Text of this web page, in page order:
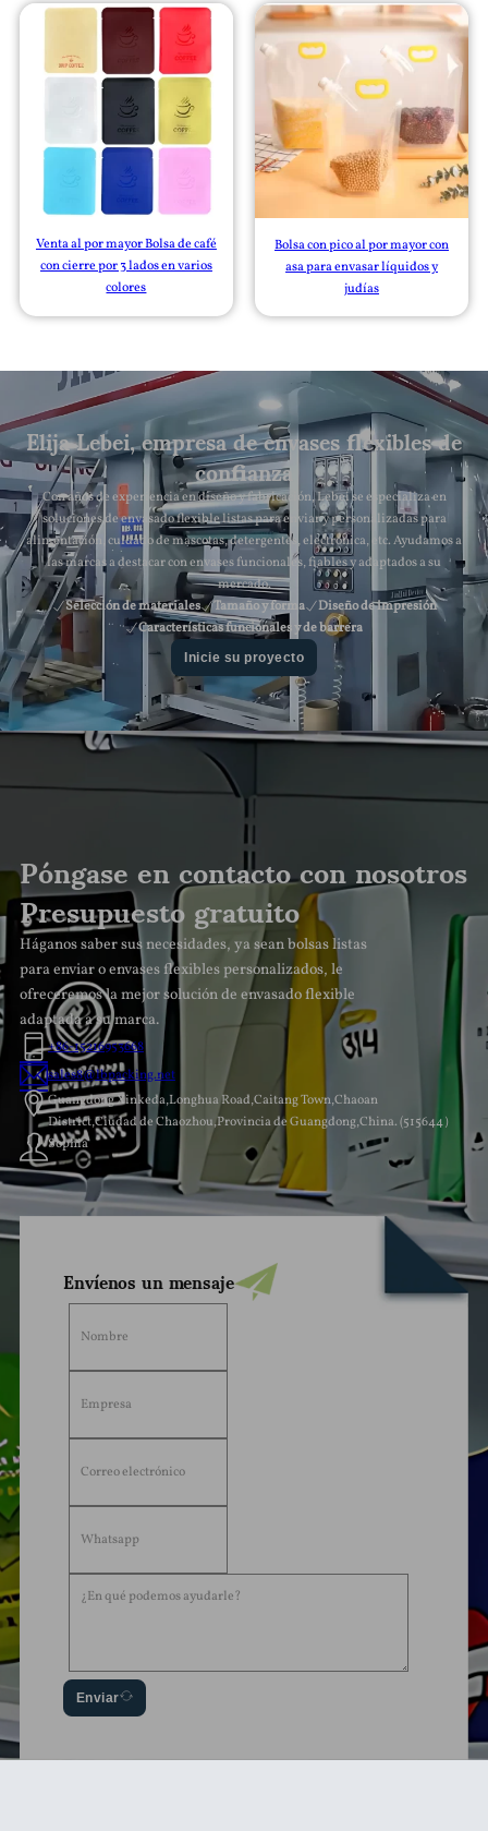
Venta al por mayor Bolsa de café
con cierre por 3 lados en varios
colores
Bolsa con pico al por mayor con
asa para envasar líquidos y
judías
Elija Lebei, empresa de envases flexibles de
confianza
Con años de experiencia en diseño y fabricación, Lebei se especializa en
soluciones de envasado flexible listas para enviar y personalizadas para
alimentación, cuidado de mascotas, detergentes, electrónica, etc. Ayudamos a
las marcas a destacar con envases funcionales, fiables y adaptados a su
mercado.
Selección de materiales
Tamaño y forma
Diseño de impresión
Características funcionales y de barrera
Inicie su proyecto
Póngase en contacto con nosotros
Presupuesto gratuito
Háganos saber sus necesidades, ya sean bolsas listas
para enviar o envases flexibles personalizados, le
ofreceremos la mejor solución de envasado flexible
adaptada a su marca.
+86-15216953668
sales8@lbpacking.net
Guangdong Xinkeda,Longhua Road,Caitang Town,Chaoan
District,Ciudad de Chaozhou,Provincia de Guangdong,China. (515644）
Sophia
Envíenos un mensaje
Enviar